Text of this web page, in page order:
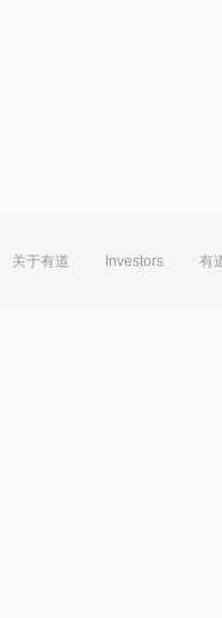
关于有道 Investors 有